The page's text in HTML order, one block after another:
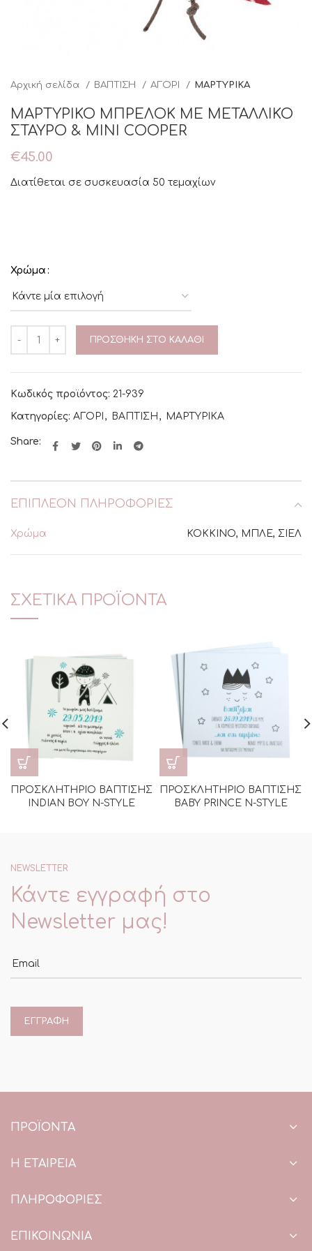
Αρχική σελίδα ΒΑΠΤΙΣΗ ΑΓΟΡΙ ΜΑΡΤΥΡΙΚΑ
ΜΑΡΤΥΡΙΚΟ ΜΠΡΕΛΟΚ ΜΕ ΜΕΤΑΛΛΙΚΟ
ΣΤΑΥΡΟ & MINI COOPER
€45.00
Διατίθεται σε συσκευασία 50 τεμαχίων
Χρώμα
ΠΡΟΣΘΉΚΗ ΣΤΟ ΚΑΛΆΘΙ
Κωδικός προϊόντος: 21-939
Κατηγορίες: ΑΓΟΡΙ , ΒΑΠΤΙΣΗ , ΜΑΡΤΥΡΙΚΑ
Share:
ΕΠΙΠΛΈΟΝ ΠΛΗΡΟΦΟΡΊΕΣ
Χρώμα ΚΟΚΚΙΝΟ, ΜΠΛΕ, ΣΙΕΛ
ΣΧΕΤΙΚΆ ΠΡΟΪΌΝΤΑ
ΠΡΟΣΚΛΗΤΗΡΙΟ ΒΑΠΤΙΣΗΣ
INDIAN BOY N-STYLE
ΠΡΟΣΚΛΗΤΗΡΙΟ ΒΑΠΤΙΣΗΣ
BABY PRINCE N-STYLE
NEWSLETTER
Κάντε εγγραφή στο
Newsletter μας!
ΠΡΟΪΌΝΤΑ
Η ΕΤΑΙΡΕΙΑ
ΠΛΗΡΟΦΟΡΙΕΣ
ΕΠΙΚΟΙΝΩΝΙΑ